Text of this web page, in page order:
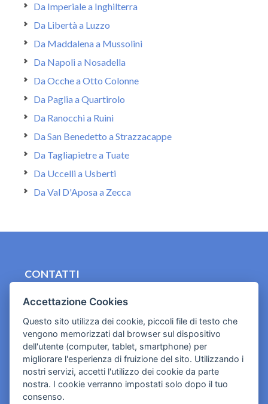
Da Imperiale a Inghilterra
Da Libertà a Luzzo
Da Maddalena a Mussolini
Da Napoli a Nosadella
Da Ocche a Otto Colonne
Da Paglia a Quartirolo
Da Ranocchi a Ruini
Da San Benedetto a Strazzacappe
Da Tagliapietre a Tuate
Da Uccelli a Usberti
Da Val D'Aposa a Zecca
CONTATTI
Cookies e informativa privacy
Accettazione Cookies
Questo sito utilizza dei cookie, piccoli file di testo che
vengono memorizzati dal browser sul dispositivo
dell'utente (computer, tablet, smartphone) per
migliorare l'esperienza di fruizione del sito. Utilizzando i
nostri servizi, accetti l'utilizzo dei cookie da parte
nostra. I cookie verranno impostati solo dopo il tuo
consenso.